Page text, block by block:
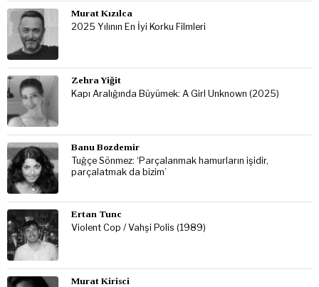
Murat Kızılca
2025 Yılının En İyi Korku Filmleri
Zehra Yiğit
Kapı Aralığında Büyümek: A Girl Unknown (2025)
Banu Bozdemir
Tuğçe Sönmez: ‘Parçalanmak hamurların işidir,
parçalatmak da bizim’
Ertan Tunc
Violent Cop / Vahşi Polis (1989)
Murat Kirisci